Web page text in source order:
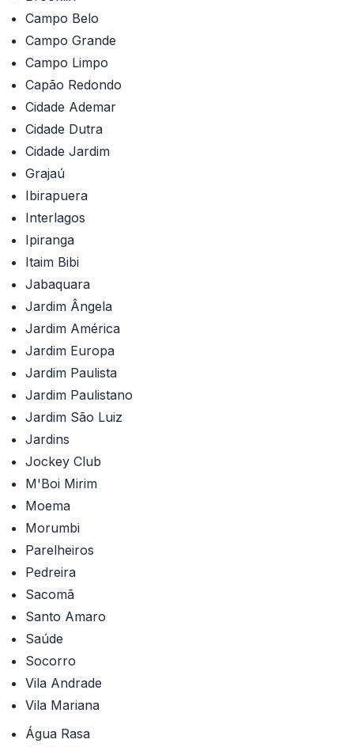
Campo Belo
Campo Grande
Campo Limpo
Capão Redondo
Cidade Ademar
Cidade Dutra
Cidade Jardim
Grajaú
Ibirapuera
Interlagos
Ipiranga
Itaim Bibi
Jabaquara
Jardim Ângela
Jardim América
Jardim Europa
Jardim Paulista
Jardim Paulistano
Jardim São Luiz
Jardins
Jockey Club
M'Boi Mirim
Moema
Morumbi
Parelheiros
Pedreira
Sacomã
Santo Amaro
Saúde
Socorro
Vila Andrade
Vila Mariana
Água Rasa